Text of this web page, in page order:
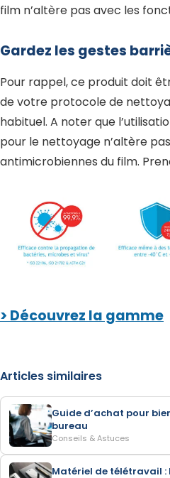
film n’altère pas avec les
Gardez les gestes
Pour rappel, ce produit doit
de votre protocole de
habituel. A noter que
pour le nettoyage n’altère
antimicrobiennes du film.
> Découvrez la gamme
Articles similaires
Guide d’achat pour
bureau
Conseils & Astuces
Matériel de télétravail :